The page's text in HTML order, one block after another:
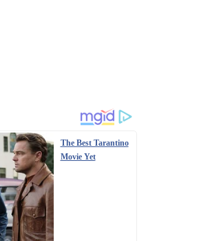
The Best Tarantino
Movie Yet